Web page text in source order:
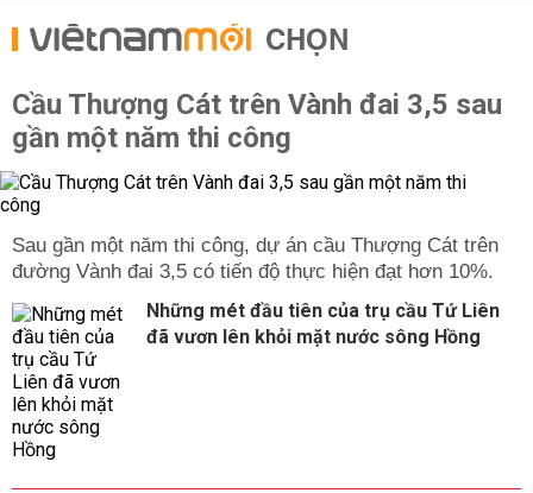
CHỌN
Cầu Thượng Cát trên Vành đai 3,5 sau
gần một năm thi công
Sau gần một năm thi công, dự án cầu Thượng Cát trên
đường Vành đai 3,5 có tiến độ thực hiện đạt hơn 10%.
Những mét đầu tiên của trụ cầu Tứ Liên
đã vươn lên khỏi mặt nước sông Hồng